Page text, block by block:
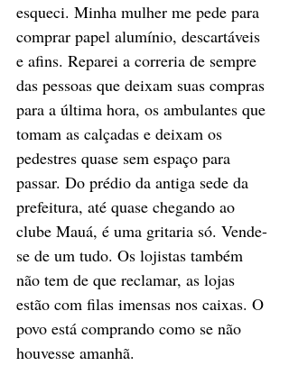
esqueci. Minha mulher me pede para
comprar papel alumínio, descartáveis
e afins. Reparei a correria de sempre
das pessoas que deixam suas compras
para a última hora, os ambulantes que
tomam as calçadas e deixam os
pedestres quase sem espaço para
passar. Do prédio da antiga sede da
prefeitura, até quase chegando ao
clube Mauá, é uma gritaria só. Vende-
se de um tudo. Os lojistas também
não tem de que reclamar, as lojas
estão com filas imensas nos caixas. O
povo está comprando como se não
houvesse amanhã.